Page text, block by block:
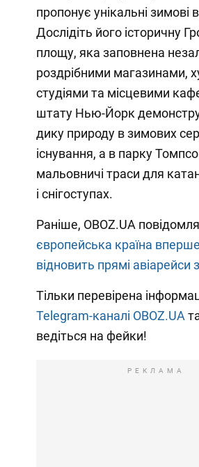
пропонує унікальні зимові
Дослідіть його історичну
площу, яка заповнена
роздрібними магазинами,
студіями та місцевими
штату Нью-Йорк
дику природу в зимових
існування, а в парку
мальовничі траси для
і снігоступах.
Раніше, OBOZ.UA
європейська країна
відновить прямі авіарейси
Тільки перевірена
Telegram-каналі OBOZ.UA
ведіться на фейки!
РЕКЛАМА